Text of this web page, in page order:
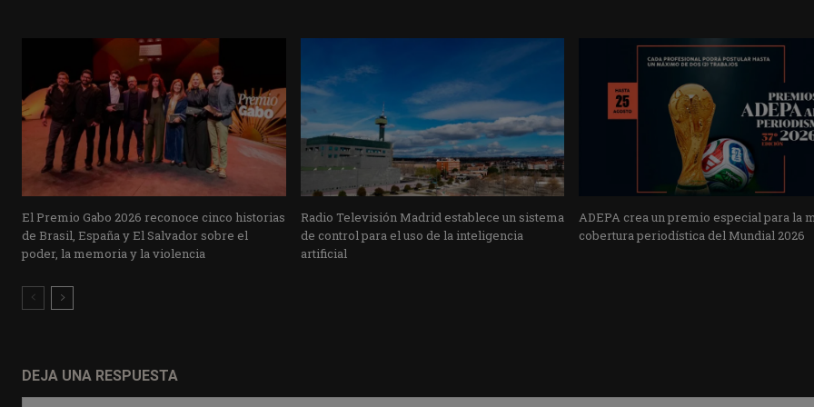
El Premio Gabo 2026 reconoce cinco historias
de Brasil, España y El Salvador sobre el
poder, la memoria y la violencia
Radio Televisión Madrid establece un sistema
de control para el uso de la inteligencia
artificial
ADEPA crea un premio especial para la
cobertura periodística del Mundial 2026
DEJA UNA RESPUESTA